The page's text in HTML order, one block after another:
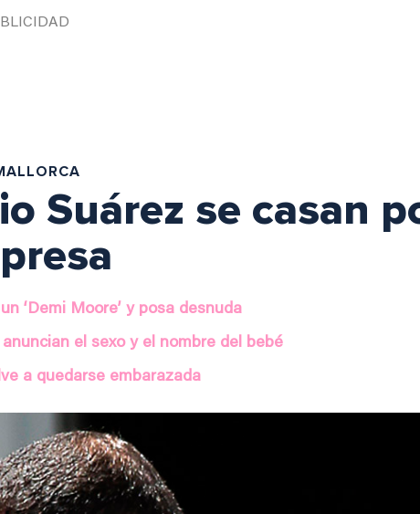
Suárez se casan
‘Demi Moore’ y posa desnuda
el sexo y el nombre del bebé
a quedarse embarazada